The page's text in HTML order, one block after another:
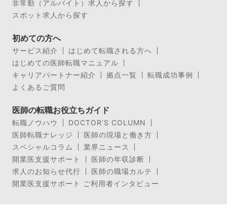
非常勤（アルバイト）求人から探す
スポット求人から探す
初めての方へ
サービス紹介
はじめて転職される方へ
はじめての医師転職マニュアル
キャリアパートナー紹介
拠点一覧
転職成功事例
よくあるご質問
医師の転職お役立ちガイド
転職ノウハウ
DOCTOR’S COLUMN
医師転職ナレッジ
医師の現場と働き方
スペシャルコラム
業界ニュース
開業医支援サポート
医師の年収診断
求人のお知らせ代行
医師の職場カルテ
開業医支援サポート ご利用者インタビュー